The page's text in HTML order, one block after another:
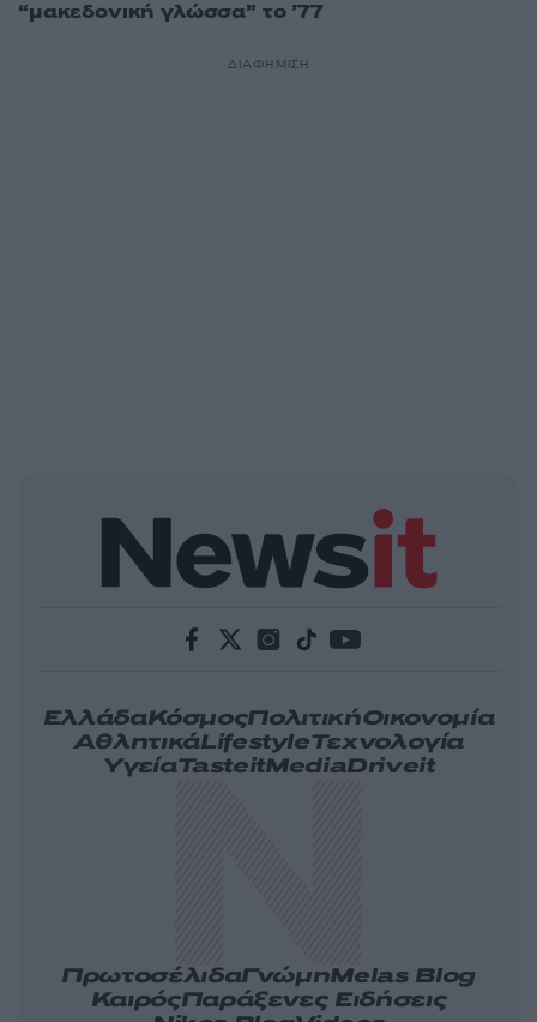
“μακεδονική γλώσσα” το ’77
ΔΙΑΦΗΜΙΣΗ
ΕλλάδαΚόσμοςΠολιτικήΟικονομία
ΑθλητικάLifestyleΤεχνολογία
ΥγείαTasteitMediaDriveit
ΠρωτοσέλιδαΓνώμηMelas Blog
ΚαιρόςΠαράξενες Ειδήσεις